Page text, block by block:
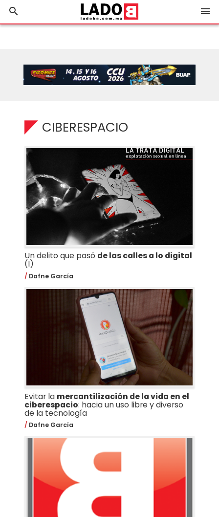
search menu
CIBERESPACIO
Un delito que pasó de las calles a lo digital
(I)
Dafne García
Evitar la mercantilización de la vida en el
ciberespacio: hacia un uso libre y diverso
de la tecnología
Dafne García